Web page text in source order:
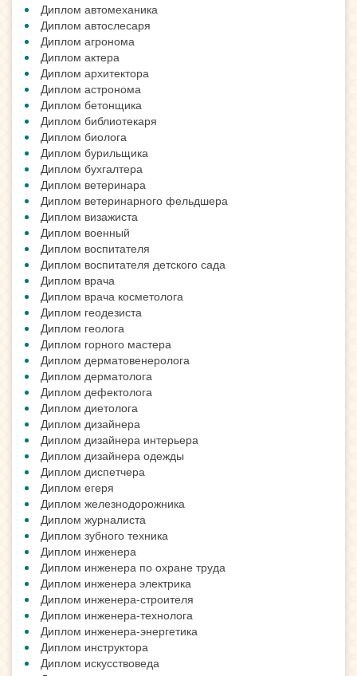
Диплом автомеханика
Диплом автослесаря
Диплом агронома
Диплом актера
Диплом архитектора
Диплом астронома
Диплом бетонщика
Диплом библиотекаря
Диплом биолога
Диплом бурильщика
Диплом бухгалтера
Диплом ветеринара
Диплом ветеринарного фельдшера
Диплом визажиста
Диплом военный
Диплом воспитателя
Диплом воспитателя детского сада
Диплом врача
Диплом врача косметолога
Диплом геодезиста
Диплом геолога
Диплом горного мастера
Диплом дерматовенеролога
Диплом дерматолога
Диплом дефектолога
Диплом диетолога
Диплом дизайнера
Диплом дизайнера интерьера
Диплом дизайнера одежды
Диплом диспетчера
Диплом егеря
Диплом железнодорожника
Диплом журналиста
Диплом зубного техника
Диплом инженера
Диплом инженера по охране труда
Диплом инженера электрика
Диплом инженера-строителя
Диплом инженера-технолога
Диплом инженера-энергетика
Диплом инструктора
Диплом искусствоведа